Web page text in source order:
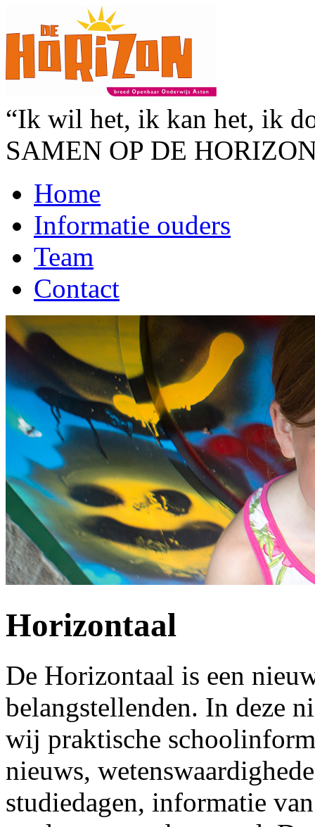
“Ik wil het, ik kan het, ik
SAMEN OP DE
Home
Informatie ouders
Team
Contact
Horizontaal
De Horizontaal is een
belangstellenden. In deze
wij praktische
nieuws,
studiedagen, informatie